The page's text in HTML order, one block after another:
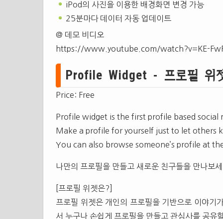
iPod의 사진을 이용한 배경화면 변경 가능
25분마다 데이터 자동 업데이트
@ 데모 비디오
https://www.youtube.com/watch?v=KE-
Profile Widget - 프로필 위
Price: Free
Profile widget is the first profile based
Make a profile for yourself just to let others
You can also browse someone’s profile at
나만의 프로필을 만들고 새로운 친구들을 만나보
[프로필 위젯은?]
프로필 위젯은 개인의 프로필을 기반으로 이야기
서 누구나 손쉽게 프로필을 만들고 관심사를 공유